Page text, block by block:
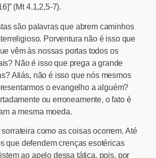
(Mt 4.1,2,5-7).
são palavras que abrem caminhos
Porventura não é isso que
vêm às nossas portas todos os
Não é isso que prega a grande
Aliás, não é isso que nós mesmos
o evangelho a alguém?
ou erroneamente, o fato é
a mesma moeda.
como as coisas ocorrem. Até
que defendem crenças esotéricas
ao apelo dessa tática, pois, por